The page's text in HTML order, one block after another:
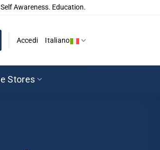
Awareness. Education.
Accedi Italiano
Stores